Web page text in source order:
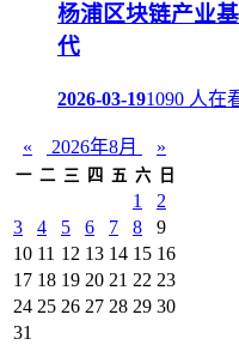
杨浦区块链产业
代
2026-03-191090 人在
« 2026年8月 »
一 二 三 四 五 六 日
1
2
3
4 5 6 7 8
9
10 11 12 13 14 15 16
17 18 19 20 21 22 23
24 25 26 27 28 29 30
31